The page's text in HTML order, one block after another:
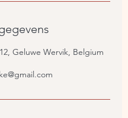
Geluwe Wervik, Belgium